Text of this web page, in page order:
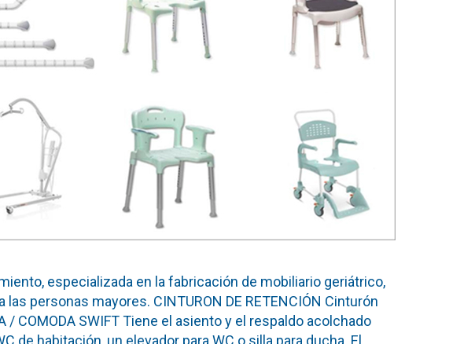
especializada en la fabricación de mobiliario geriátrico,
personas mayores. CINTURON DE RETENCIÓN Cinturón
/ COMODA SWIFT Tiene el asiento y el respaldo acolchado
habitación, un elevador para WC o silla para ducha. El